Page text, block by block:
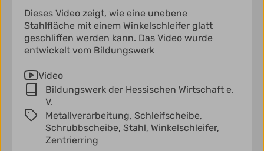
Dieses Video zeigt, wie eine unebene
Stahlfläche mit einem Winkelschleifer glatt
geschliffen werden kann. Das Video wurde
entwickelt vom Bildungswerk
Video
Bildungswerk der Hessischen Wirtschaft e.
V.
Metallverarbeitung, Schleifscheibe,
Schrubbscheibe, Stahl, Winkelschleifer,
Zentrierring